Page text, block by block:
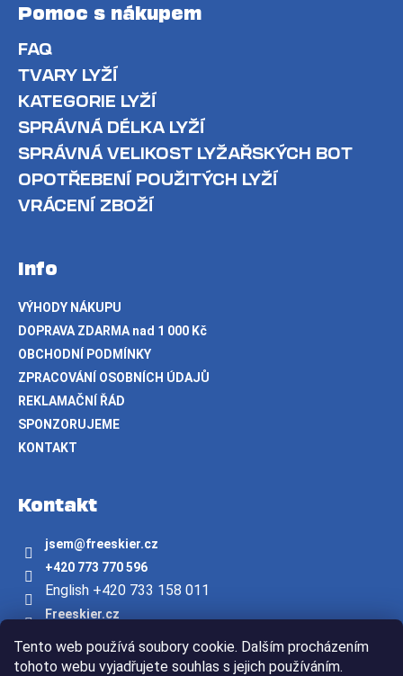
Tento web používá soubory cookie. Dalším procházením
tohoto webu vyjadřujete souhlas s jejich používáním.
Pomoc s nákupem
FAQ
TVARY LYŽÍ
KATEGORIE LYŽÍ
SPRÁVNÁ DÉLKA LYŽÍ
SPRÁVNÁ VELIKOST LYŽAŘSKÝCH BOT
OPOTŘEBENÍ POUŽITÝCH LYŽÍ
VRÁCENÍ ZBOŽÍ
Info
VÝHODY NÁKUPU
DOPRAVA ZDARMA nad 1 000 Kč
OBCHODNÍ PODMÍNKY
ZPRACOVÁNÍ OSOBNÍCH ÚDAJŮ
REKLAMAČNÍ ŘÁD
SPONZORUJEME
KONTAKT
Kontakt
jsem@freeskier.cz
+420 773 770 596
English +420 733 158 011
Freeskier.cz
freeskier.cz
Youtube/freeskier.cz